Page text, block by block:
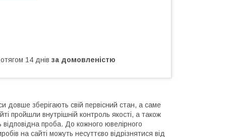
14 днів за домовленістю
довше зберігають свій первісний стан, а саме
пройшли внутрішній контроль якості, а також
відповідна проба. До кожного ювелірного
на сайті можуть несуттєво відрізнятися від